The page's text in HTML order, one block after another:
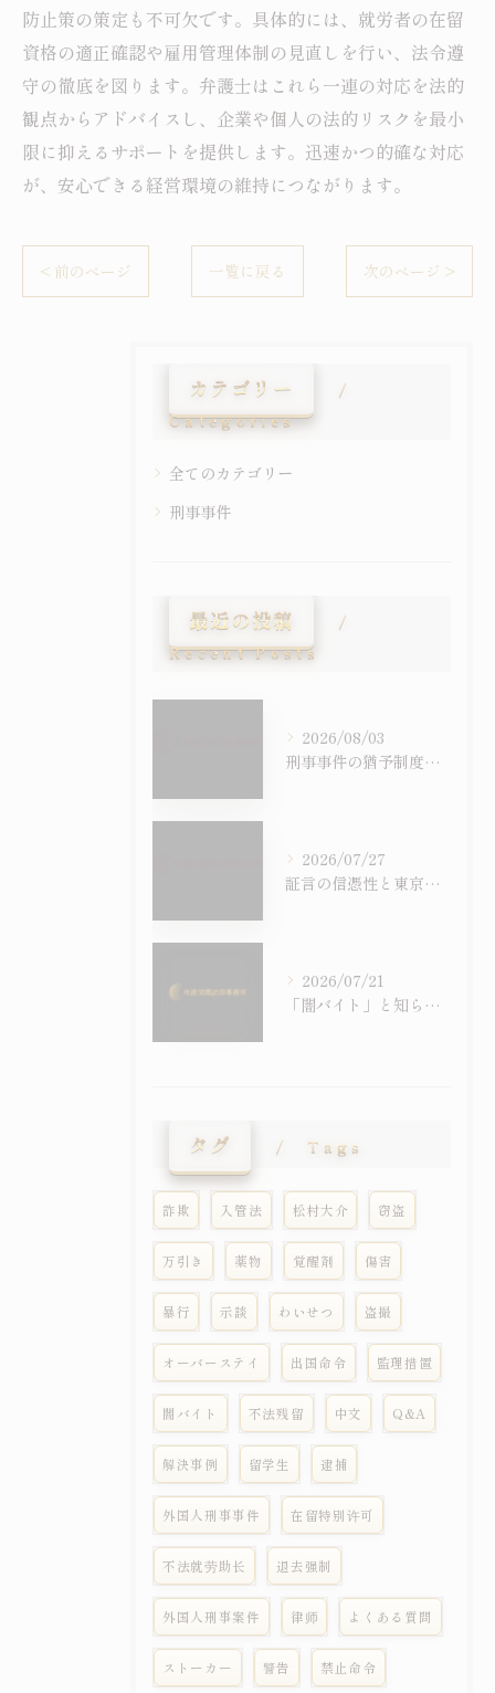
防止策の策定も不可欠です。具体的には、就労者の在留
資格の適正確認や雇用管理体制の見直しを行い、法令遵
守の徹底を図ります。弁護士はこれら一連の対応を法的
観点からアドバイスし、企業や個人の法的リスクを最小
限に抑えるサポートを提供します。迅速かつ的確な対応
が、安心できる経営環境の維持につながります。
< 前のページ 一覧に戻る 次のページ >
カテゴリー
Categories
全てのカテゴリー
刑事事件
最近の投稿
Recent Posts
2026/08/03
刑事事件の猶予制度を徹底比較し判決後の影響や前科の有無まで具体的に解説
2026/07/27
証言の信憑性と東京都国立市における刑事事件での証拠の扱いを徹底解説
2026/07/21
「闇バイト」と知らずに受け子に――外国人留学生の詐欺事件が急増しています
タグ Tags
詐欺 入管法 松村大介 窃盗
万引き 薬物 覚醒剤 傷害
暴行 示談 わいせつ 盗撮
オーバーステイ 出国命令 監理措置
闇バイト 不法残留 中文 Q&A
解決事例 留学生 逮捕
外国人刑事事件 在留特别许可
不法就劳助长 退去强制
外国人刑事案件 律师 よくある質問
ストーカー 警告 禁止命令